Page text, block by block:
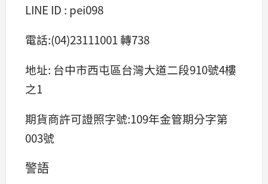
LINE ID : pei098
電話:(04)23111001 轉738
地址: 台中市西屯區台灣大道二段910號4樓
之1
期貨商許可證照字號:109年金管期分字第
003號
警語